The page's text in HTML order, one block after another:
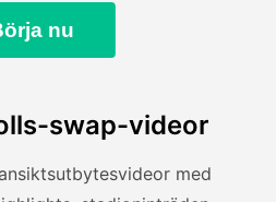
nu
swap-videor
med